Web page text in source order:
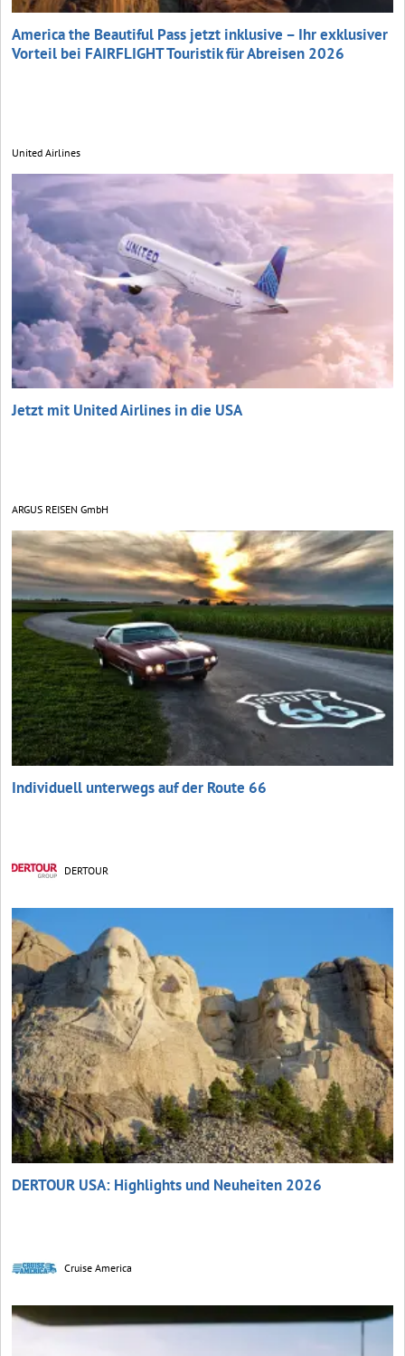
America the Beautiful Pass jetzt inklusive – Ihr exklusiver
Vorteil bei FAIRFLIGHT Touristik für Abreisen 2026
United Airlines
Jetzt mit United Airlines in die USA
ARGUS REISEN GmbH
Individuell unterwegs auf der Route 66
DERTOUR
DERTOUR USA: Highlights und Neuheiten 2026
Cruise America